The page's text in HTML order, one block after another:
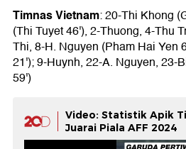
Timnas Vietnam: 20-Thi Khong
(Thi Tuyet 46'), 2-Thuong, 4-Thu
Thi, 8-H. Nguyen (Pham Hai Yen
21'); 9-Huynh, 22-A. Nguyen, 23-
59')
Video: Statistik Apik
Juarai Piala AFF 2024